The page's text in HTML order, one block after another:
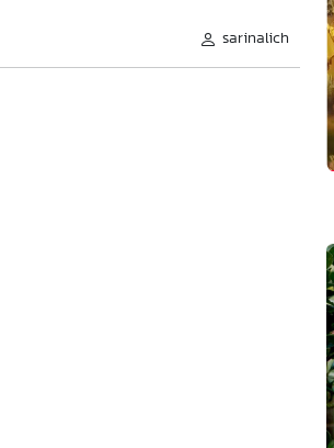
sarinalich